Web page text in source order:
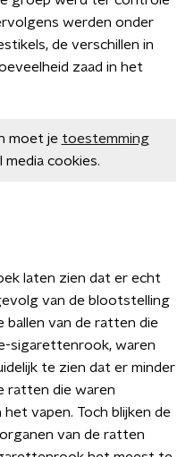
werden onder
de verschillen in
zaad in het
moet je toestemming
media cookies.
laten zien dat er echt
van de blootstelling
ballen van de ratten die
sigarettenrook, waren
te zien dat er minder
ratten die waren
vapen. Toch blijken de
van de ratten